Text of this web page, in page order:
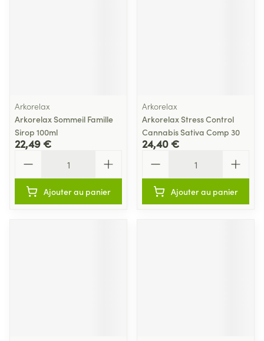
Arkorelax
Arkorelax Sommeil Famille
Sirop 100ml
22,49 €
Ajouter au panier
Arkorelax
Arkorelax Stress Control
Cannabis Sativa Comp 30
24,40 €
Ajouter au panier